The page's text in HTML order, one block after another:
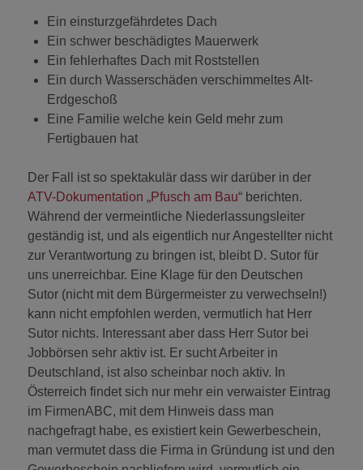
Ein einsturzgefährdetes Dach
Ein schwer beschädigtes Mauerwerk
Ein fehlerhaftes Dach mit Roststellen
Ein durch Wasserschäden verschimmeltes Alt-
Erdgeschoß
Eine Familie welche kein Geld mehr zum
Fertigbauen hat
Der Fall ist so spektakulär dass wir darüber in der
ATV-Dokumentation „Pfusch am Bau“ berichten.
Während der vermeintliche Niederlassungsleiter
geständig ist, und als eigentlich nur Angestellter nicht
zur Verantwortung zu bringen ist, bleibt D. Sutor für
uns unerreichbar. Eine Klage für den Deutschen
Sutor (nicht mit dem Bürgermeister zu verwechseln!)
kann nicht empfohlen werden, vermutlich hat Herr
Sutor nichts. Interessant aber dass Herr Sutor bei
Jobbörsen sehr aktiv ist. Er sucht Arbeiter in
Deutschland, ist also scheinbar noch aktiv. In
Österreich findet sich nur mehr ein verwaister Eintrag
im FirmenABC, mit dem Hinweis dass man
nachgefragt habe, es existiert kein Gewerbeschein,
man vermutet dass die Firma in Gründung ist und den